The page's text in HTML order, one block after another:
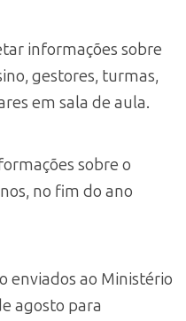
informações sobre
gestores, turmas,
em sala de aula.
sobre o
no fim do ano
enviados ao Ministério
agosto para